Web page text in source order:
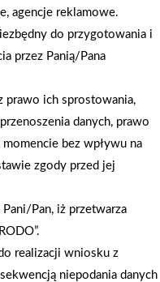
agencje reklamowe.
do przygotowania i
przez Panią/Pana
prawo ich sprostowania,
danych, prawo
bez wpływu na
zgody przed jej
Pan, iż przetwarza
realizacji wniosku z
niepodania danych